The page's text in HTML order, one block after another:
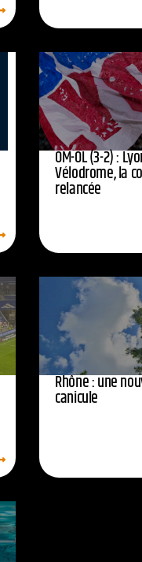
OM-OL (3-2) :
Vélodrome, la
relancée
Rhône : une
canicule